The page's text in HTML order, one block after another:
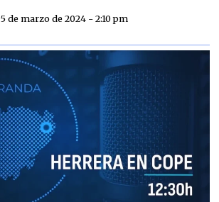
5 de marzo de 2024 - 2:10 pm